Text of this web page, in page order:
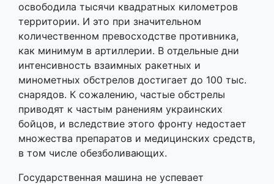
освободила тысячи квадратных километров
территории. И это при значительном
количественном превосходстве противника,
как минимум в артиллерии. В отдельные дни
интенсивность взаимных ракетных и
минометных обстрелов достигает до 100 тыс.
снарядов. К сожалению, частые обстрелы
приводят к частым ранениям украинских
бойцов, и вследствие этого фронту недостает
множества препаратов и медицинских средств,
в том числе обезболивающих.
Государственная машина не успевает